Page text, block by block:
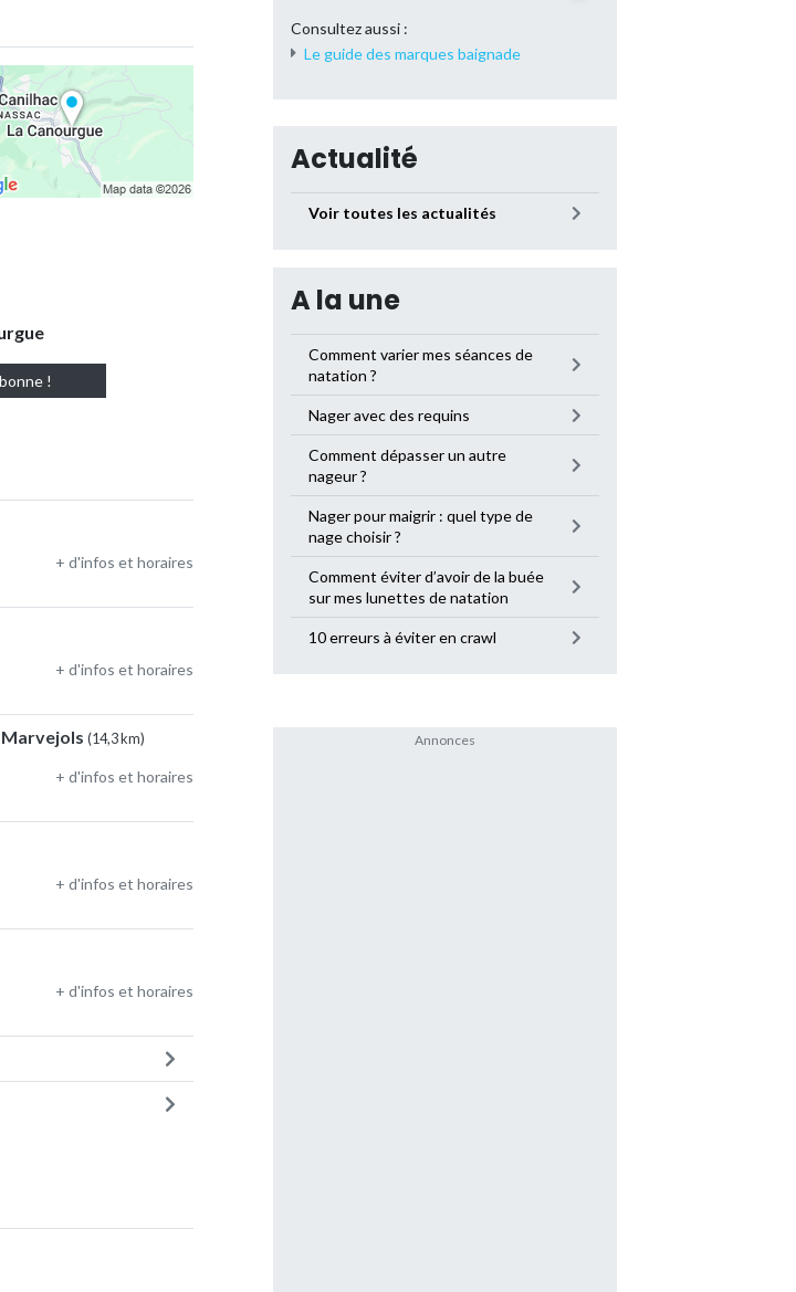
+ d'infos et horaires
+ d'infos et horaires
Marvejols (14,3 km)
+ d'infos et horaires
+ d'infos et horaires
+ d'infos et horaires
Consultez aussi :
Le guide des marques baignade
Actualité
Voir toutes les actualités
A la une
Comment varier mes séances de
natation ?
Nager avec des requins
Comment dépasser un autre
nageur ?
Nager pour maigrir : quel type de
nage choisir ?
Comment éviter d’avoir de la buée
sur mes lunettes de natation
10 erreurs à éviter en crawl